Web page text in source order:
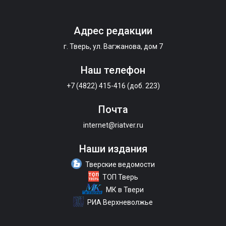
Адрес редакции
г. Тверь, ул. Вагжанова, дом 7
Наш телефон
+7 (4822) 415-416 (доб. 223)
Почта
internet@riatver.ru
Наши издания
Тверские ведомости
ТОП Тверь
МК в Твери
РИА Верхневолжье